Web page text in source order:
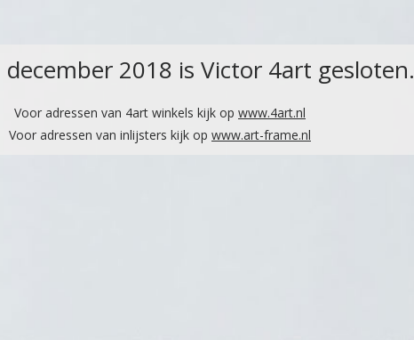
2018 is Victor 4art gesloten.
Voor adressen van 4art winkels kijk op www.4art.nl
Voor adressen van inlijsters kijk op www.art-frame.nl